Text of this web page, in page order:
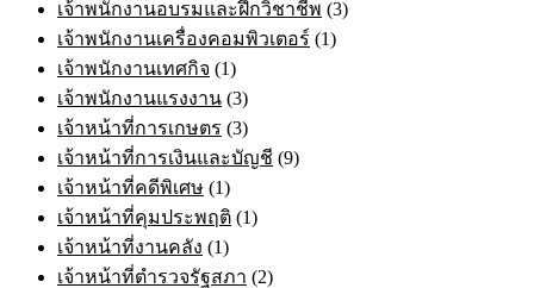
เจ้าพนักงานอบรมและฝึกวิชาชีพ (3)
เจ้าพนักงานเครื่องคอมพิวเตอร์ (1)
เจ้าพนักงานเทศกิจ (1)
เจ้าพนักงานแรงงาน (3)
เจ้าหน้าที่การเกษตร (3)
เจ้าหน้าที่การเงินและบัญชี (9)
เจ้าหน้าที่คดีพิเศษ (1)
เจ้าหน้าที่คุมประพฤติ (1)
เจ้าหน้าที่งานคลัง (1)
เจ้าหน้าที่ตำรวจรัฐสภา (2)